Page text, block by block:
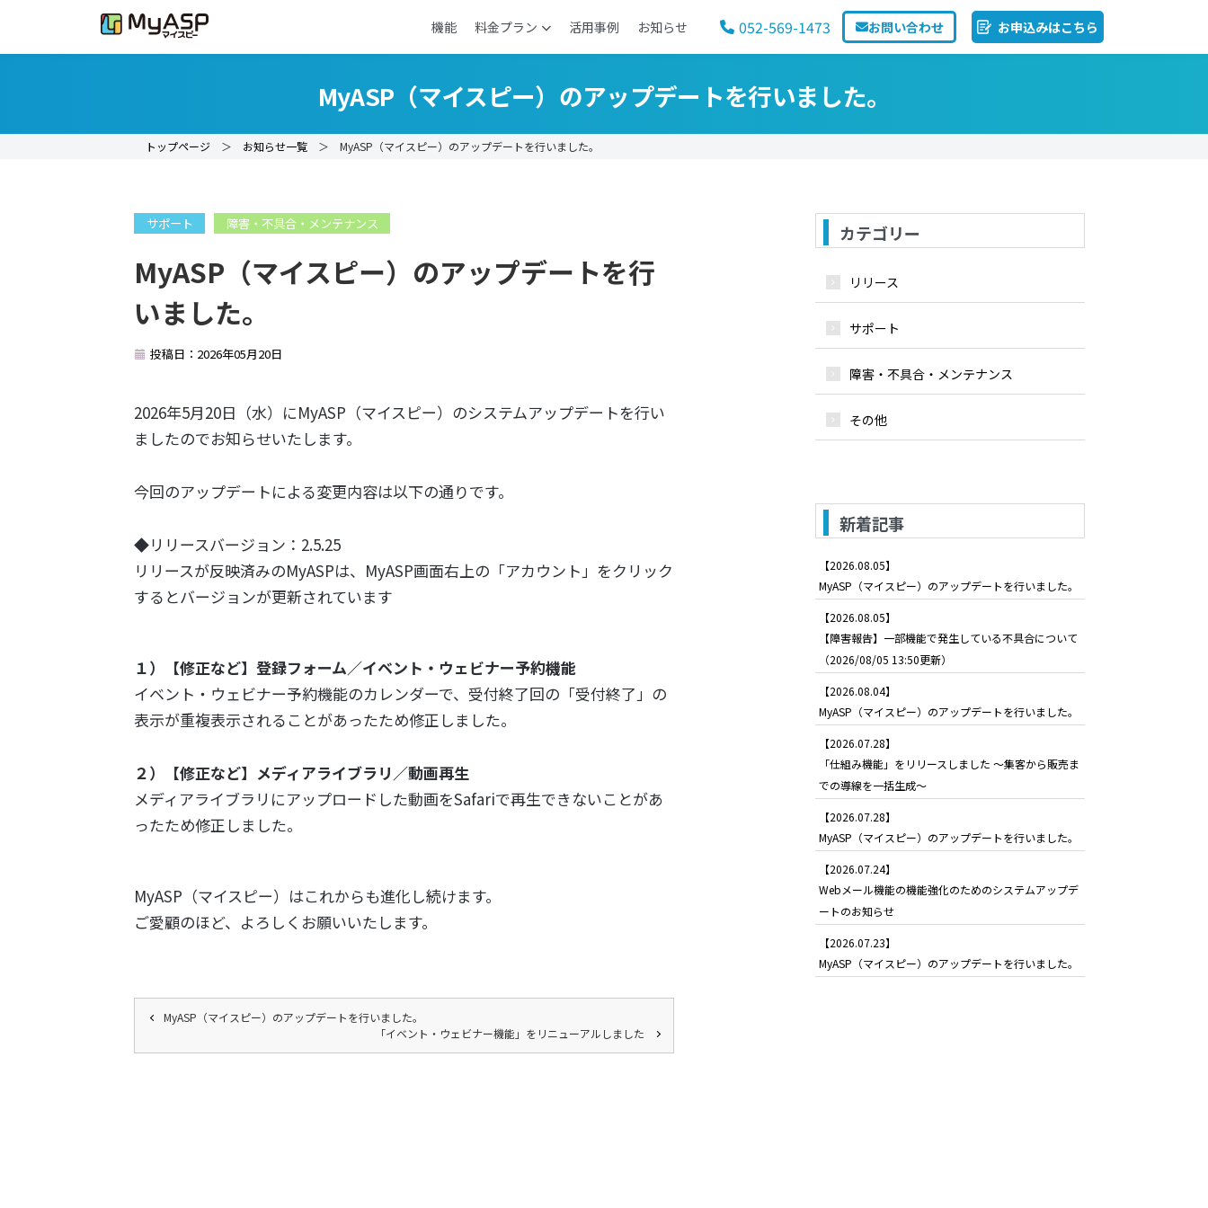
機能 料金プラン 活用事例 お知らせ 052-569-1473 お問い合わせ お申込みはこちら
MyASP（マイスピー）のアップデートを行いました。
トップページ ＞ お知らせ一覧 ＞ MyASP（マイスピー）のアップデートを行いました。
サポート 障害・不具合・メンテナンス
MyASP（マイスピー）のアップデートを行
いました。
投稿日：2026年05月20日
2026年5月20日（水）にMyASP（マイスピー）のシステムアップデートを行い
ましたのでお知らせいたします。
今回のアップデートによる変更内容は以下の通りです。
◆リリースバージョン：2.5.25
リリースが反映済みのMyASPは、MyASP画面右上の「アカウント」をクリック
するとバージョンが更新されています
１）【修正など】登録フォーム／イベント・ウェビナー予約機能
イベント・ウェビナー予約機能のカレンダーで、受付終了回の「受付終了」の
表示が重複表示されることがあったため修正しました。
２）【修正など】メディアライブラリ／動画再生
メディアライブラリにアップロードした動画をSafariで再生できないことがあ
ったため修正しました。
MyASP（マイスピー）はこれからも進化し続けます。
ご愛顧のほど、よろしくお願いいたします。
MyASP（マイスピー）のアップデートを行いました。
「イベント・ウェビナー機能」をリニューアルしました
カテゴリー
リリース
サポート
障害・不具合・メンテナンス
その他
新着記事
【2026.08.05】
MyASP（マイスピー）のアップデートを行いました。
【2026.08.05】
【障害報告】一部機能で発生している不具合について
（2026/08/05 13:50更新）
【2026.08.04】
MyASP（マイスピー）のアップデートを行いました。
【2026.07.28】
「仕組み機能」をリリースしました ～集客から販売ま
での導線を一括生成～
【2026.07.28】
MyASP（マイスピー）のアップデートを行いました。
【2026.07.24】
Webメール機能の機能強化のためのシステムアップデ
ートのお知らせ
【2026.07.23】
MyASP（マイスピー）のアップデートを行いました。